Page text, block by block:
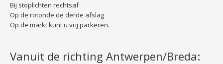
Bij stoplichten rechtsaf
Op de rotonde de derde afslag
Op de markt kunt u vrij parkeren.
Vanuit de richting Antwerpen/Breda: